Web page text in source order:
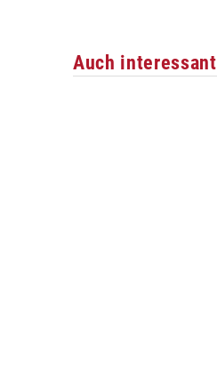
Auch interessant